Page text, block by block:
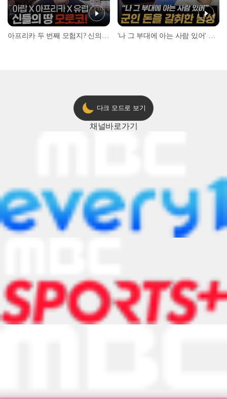
다크 모드로 보기
채널바로가기